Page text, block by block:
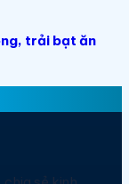
trải bạt ăn